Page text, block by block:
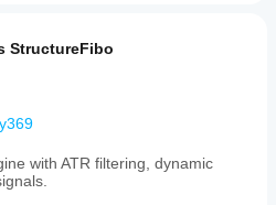
StructureFibo
with ATR filtering, dynamic